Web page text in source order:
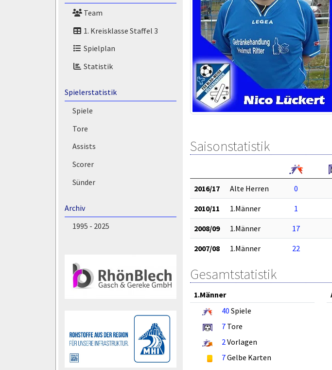
Team
1. Kreisklasse Staffel 3
Spielplan
Statistik
Spielerstatistik
Spiele
Tore
Assists
Scorer
Sünder
Archiv
1995 - 2025
Saisonstatistik
2016/17 Alte Herren 0
2010/11 1.Männer 1
2008/09 1.Männer 17
2007/08 1.Männer 22
Gesamtstatistik
1.Männer
40 Spiele
7 Tore
2Vorlagen
7Gelbe Karten